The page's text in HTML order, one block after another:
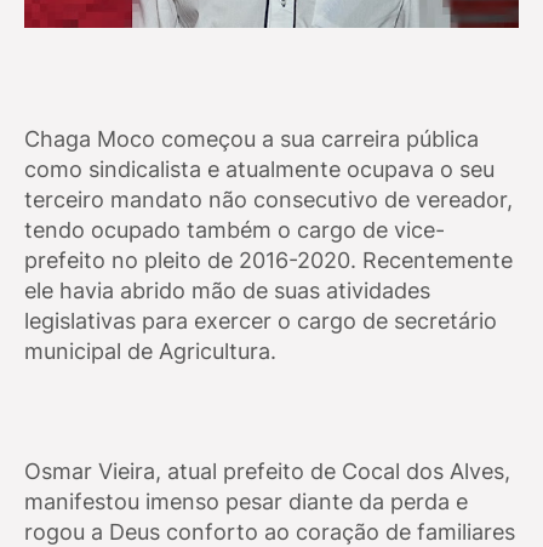
Chaga Moco começou a sua carreira pública
como sindicalista e atualmente ocupava o seu
terceiro mandato não consecutivo de vereador,
tendo ocupado também o cargo de vice-
prefeito no pleito de 2016-2020. Recentemente
ele havia abrido mão de suas atividades
legislativas para exercer o cargo de secretário
municipal de Agricultura.
Osmar Vieira, atual prefeito de Cocal dos Alves,
manifestou imenso pesar diante da perda e
rogou a Deus conforto ao coração de familiares